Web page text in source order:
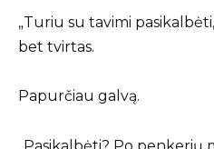
„Turiu su tavimi
bet tvirtas.
Papurčiau galvą.
„Pasikalbėti? Po penkerių